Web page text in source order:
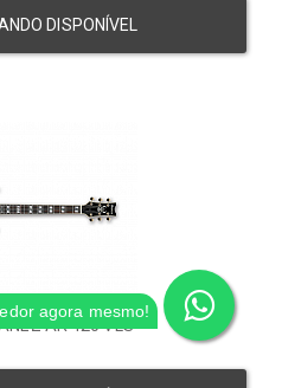
DISPONÍVEL
AR 420 VLS
agora mesmo!